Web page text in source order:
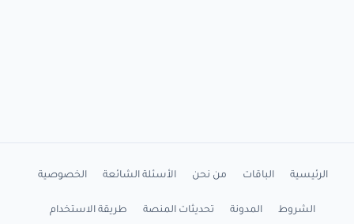
الرئيسية الباقات من نحن الأسئلة الشائعة الخصوصية
الشروط المدونة تحديثات المنصة طريقة الاستخدام